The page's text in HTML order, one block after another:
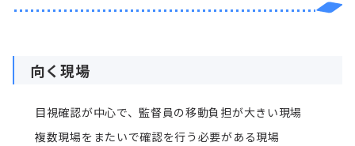
向く現場
目視確認が中心で、監督員の移動負担が大きい現場
複数現場をまたいで確認を行う必要がある現場